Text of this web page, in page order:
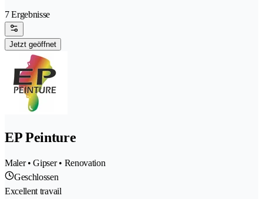
7 Ergebnisse
Jetzt geöffnet
EP Peinture
Maler • Gipser • Renovation
Geschlossen
Excellent travail